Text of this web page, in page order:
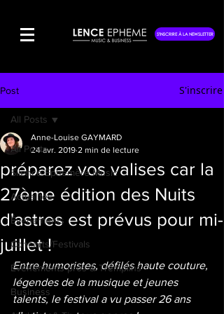
S'INSCRIRE À LA NEWSLETTER
Post S'inscrire
All Posts
Silence Éphémère Music
Actualités
Événements
Concerts/Festivals
Événements pros & Tremplins
Business
All Posts
préparez vos valises car la
27ème édition des Nuits
d'astres est prévus pour mi-
juillet !
Anne-Louise GAYMARD
24 avr. 2019 2 min de lecture
Entre humoristes, défilés haute couture,
légendes de la musique et jeunes
talents, le festival a vu passer 26 ans